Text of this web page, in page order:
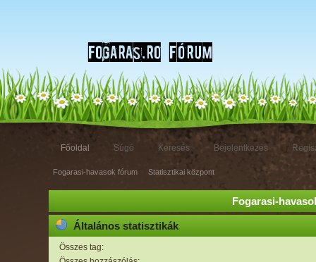
Főoldal Súgó Keresés Bejelentkezés
Fogarasi-havasok fórum Statisztikai központ
Fogarasi-
Általános statisztikák
Összes tag: